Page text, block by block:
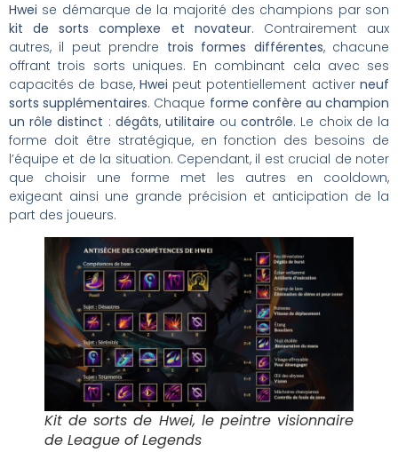
Hwei se démarque de la majorité des champions par son
kit de sorts complexe et novateur. Contrairement aux
autres, il peut prendre trois formes différentes, chacune
offrant trois sorts uniques. En combinant cela avec ses
capacités de base, Hwei peut potentiellement activerneuf
sorts supplémentaires. Chaque forme confère au champion
un rôle distinct : dégâts, utilitaire oucontrôle. Le choix de la
forme doit être stratégique, en fonction des besoins de
l’équipe et de la situation. Cependant, il est crucial de noter
que choisir une forme met les autres en cooldown,
exigeant ainsi une grande précision et anticipation de la
part des joueurs.
Kit de sorts de Hwei, le peintre visionnaire
de League of Legends